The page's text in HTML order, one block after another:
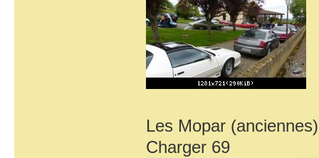
Les Mopar
Charger 69